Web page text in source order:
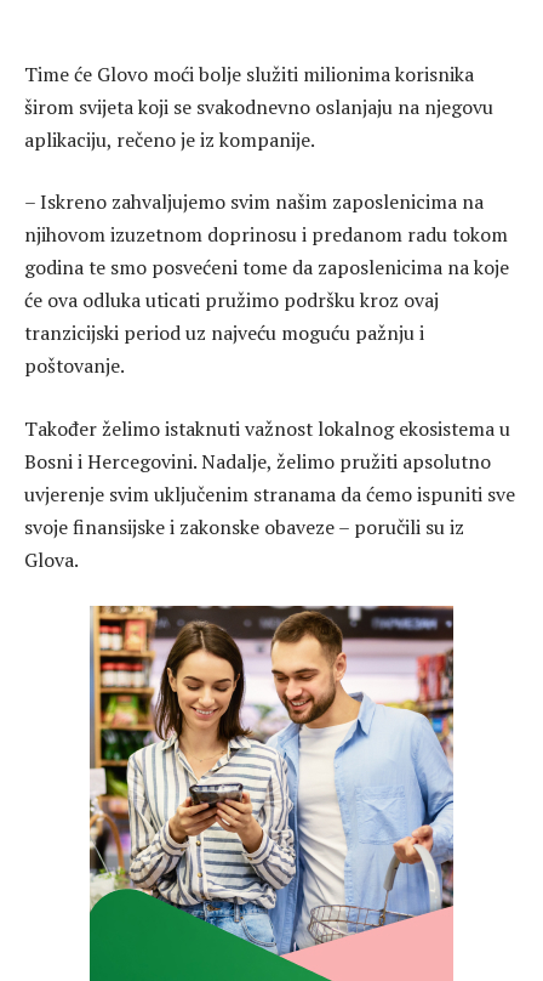
Time će Glovo moći bolje služiti milionima korisnika
širom svijeta koji se svakodnevno oslanjaju na njegovu
aplikaciju, rečeno je iz kompanije.
– Iskreno zahvaljujemo svim našim zaposlenicima na
njihovom izuzetnom doprinosu i predanom radu tokom
godina te smo posvećeni tome da zaposlenicima na koje
će ova odluka uticati pružimo podršku kroz ovaj
tranzicijski period uz najveću moguću pažnju i
poštovanje.
Također želimo istaknuti važnost lokalnog ekosistema u
Bosni i Hercegovini. Nadalje, želimo pružiti apsolutno
uvjerenje svim uključenim stranama da ćemo ispuniti sve
svoje finansijske i zakonske obaveze – poručili su iz
Glova.